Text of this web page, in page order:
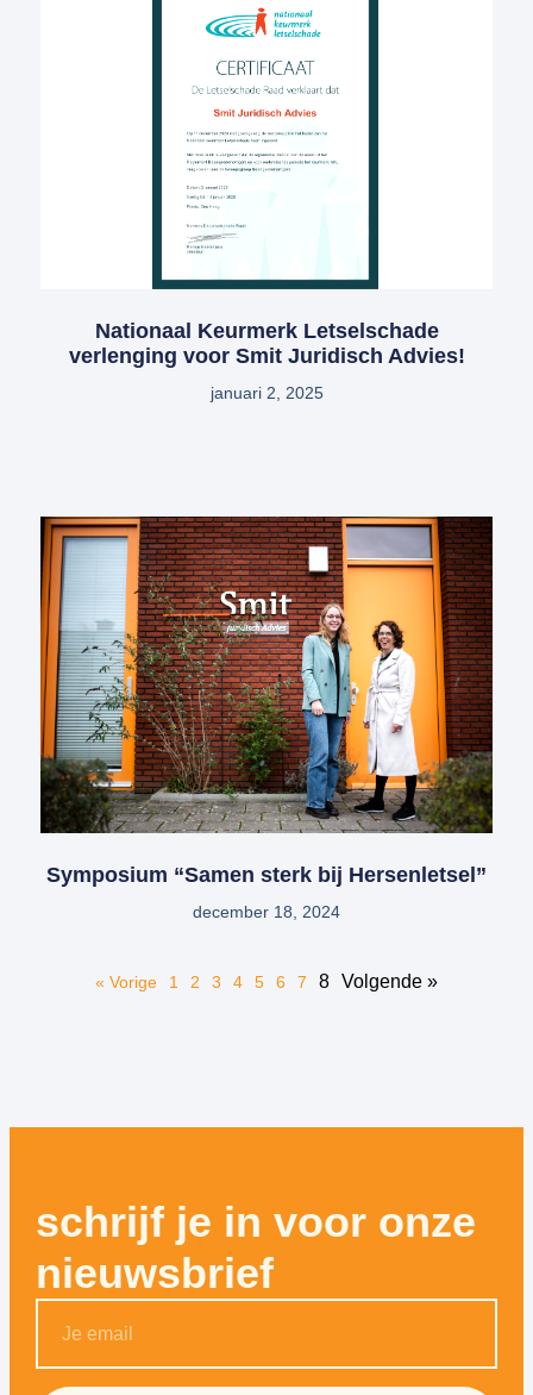
Nationaal Keurmerk Letselschade
verlenging voor Smit Juridisch Advies!
januari 2, 2025
Symposium “Samen sterk bij Hersenletsel”
december 18, 2024
« Vorige 1 2 3 4 5 6 7 8 Volgende »
schrijf je in voor onze
nieuwsbrief